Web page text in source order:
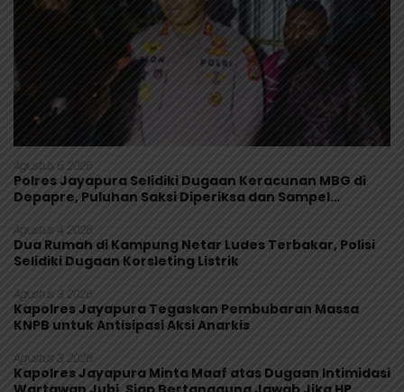
Agustus 5, 2026
Polres Jayapura Selidiki Dugaan Keracunan MBG di
Depapre, Puluhan Saksi Diperiksa dan Sampel
Agustus 4, 2026
Dua Rumah di Kampung Netar Ludes Terbakar, Polisi
Selidiki Dugaan Korsleting Listrik
Agustus 3, 2026
Kapolres Jayapura Tegaskan Pembubaran Massa
KNPB untuk Antisipasi Aksi Anarkis
Agustus 3, 2026
Kapolres Jayapura Minta Maaf atas Dugaan Intimidasi